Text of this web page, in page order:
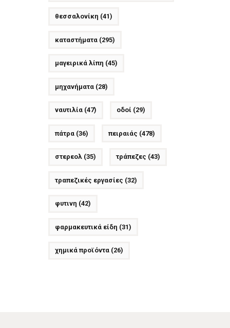
θεσσαλονίκη (41)
καταστήματα(295)
μαγειρικά λίπη (45)
μηχανήματα(28)
ναυτιλία(47) οδοί (29)
πάτρα(36) πειραιάς (478)
στερεολ(35) τράπεζες (43)
τραπεζικές εργασίες (32)
φυτινη (42)
φαρμακευτικά είδη (31)
χημικά προϊόντα(26)